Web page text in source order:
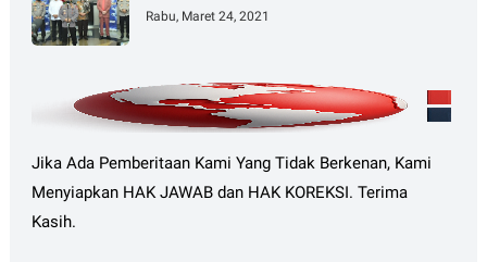
Rabu, Maret 24, 2021
Jika Ada Pemberitaan Kami Yang Tidak Berkenan, Kami
Menyiapkan HAK JAWAB dan HAK KOREKSI. Terima
Kasih.